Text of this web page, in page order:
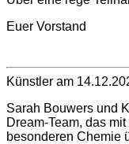
Euer Vorstand
Künstler am
Sarah Bouwers und
Dream-Team, das
besonderen Chemie